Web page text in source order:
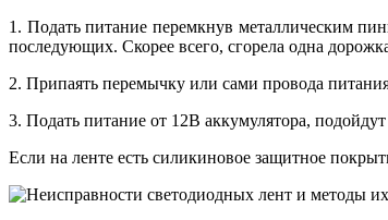
1. Подать питание перемкнув металлическим
последующих. Скорее всего, сгорела одна
2. Припаять перемычку или сами провода
3. Подать питание от 12В аккумулятора,
Если на ленте есть силикиновое защитное